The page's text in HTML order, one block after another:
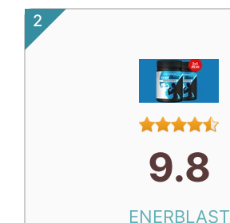
2
9.8
ENERBLAST